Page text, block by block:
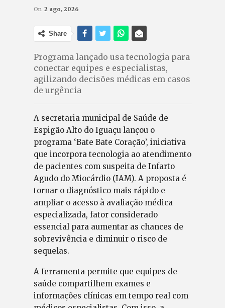
On 2 ago, 2026
Share
Programa lançado usa tecnologia para
conectar equipes e especialistas,
agilizando decisões médicas em casos
de urgência
A secretaria municipal de Saúde de
Espigão Alto do Iguaçu lançou o
programa ‘Bate Bate Coração’, iniciativa
que incorpora tecnologia ao atendimento
de pacientes com suspeita de Infarto
Agudo do Miocárdio (IAM). A proposta é
tornar o diagnóstico mais rápido e
ampliar o acesso à avaliação médica
especializada, fator considerado
essencial para aumentar as chances de
sobrevivência e diminuir o risco de
sequelas.
A ferramenta permite que equipes de
saúde compartilhem exames e
informações clínicas em tempo real com